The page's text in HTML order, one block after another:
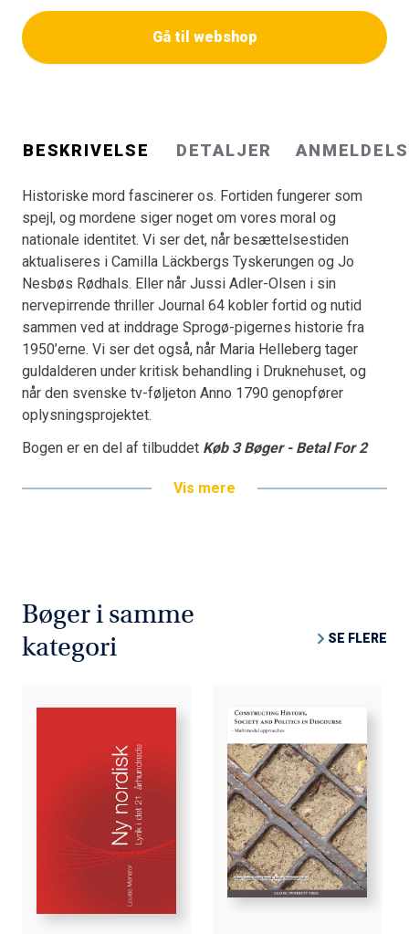
Bogen er en del af tilbuddet
Gå til webshop
BESKRIVELSE DETALJER
Historiske mord fascinerer os. Fortiden fungerer som
spejl, og mordene siger noget om vores moral og
nationale identitet. Vi ser det, når besættelsestiden
aktualiseres i Camilla Läckbergs Tyskerungen og Jo
Nesbøs Rødhals. Eller når Jussi Adler-Olsen i sin
nervepirrende thriller Journal 64 kobler fortid og nutid
sammen ved at inddrage Sprogø-pigernes historie fra
1950’erne. Vi ser det også, når Maria Helleberg tager
guldalderen under kritisk behandling i Druknehuset, og
når den svenske tv-føljeton Anno 1790 genopfører
oplysningsprojektet.
Bogen er en del af tilbuddet Køb 3 Bøger - Betal For 2
Vis mere
Bøger i samme
kategori
SE FLERE